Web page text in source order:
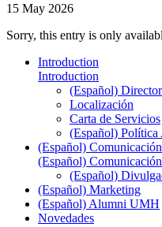
15 May 2026
Sorry, this entry is only
Introduction
Introduction
(Español)
Localización
Carta de Servicios
(Español) Política
(Español) Comunicación
(Español) Comunicación
(Español)
(Español) Marketing
(Español) Alumni UMH
Novedades